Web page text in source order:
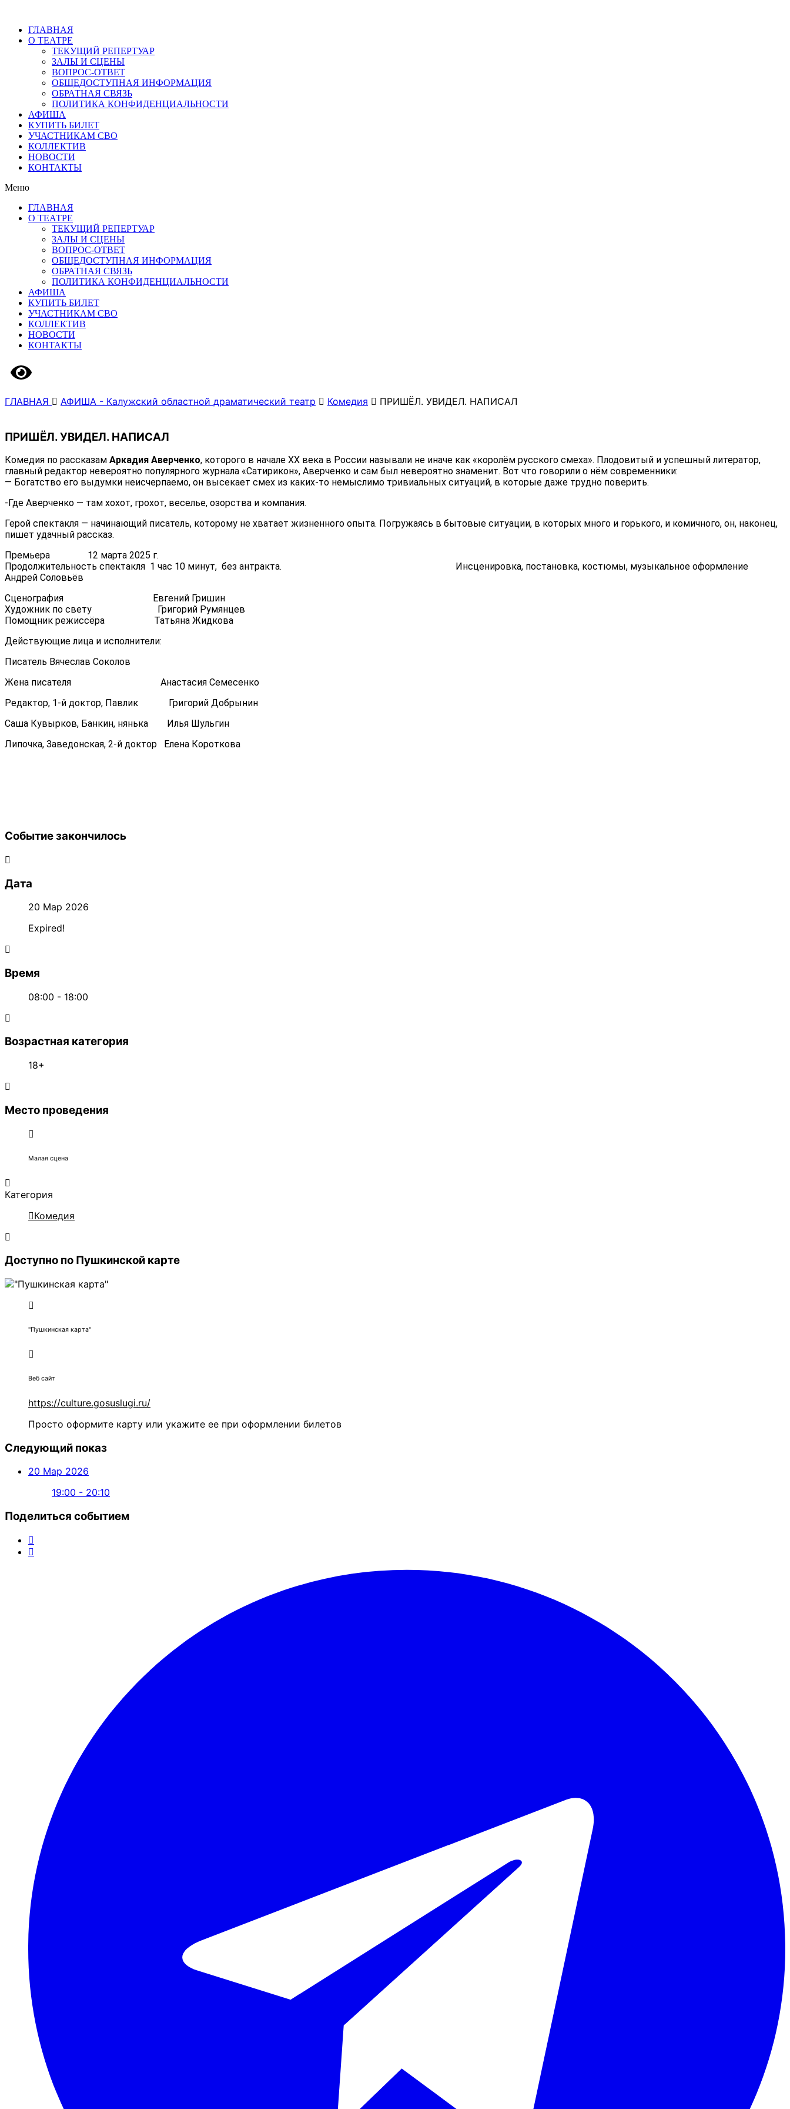
ГЛАВНАЯ
О ТЕАТРЕ
ТЕКУЩИЙ РЕПЕРТУАР
ЗАЛЫ И СЦЕНЫ
ВОПРОС-ОТВЕТ
ОБЩЕДОСТУПНАЯ ИНФОРМАЦИЯ
ОБРАТНАЯ СВЯЗЬ
ПОЛИТИКА КОНФИДЕНЦИАЛЬНОСТИ
АФИША
КУПИТЬ БИЛЕТ
УЧАСТНИКАМ СВО
КОЛЛЕКТИВ
НОВОСТИ
КОНТАКТЫ
Меню
ГЛАВНАЯ
О ТЕАТРЕ
ТЕКУЩИЙ РЕПЕРТУАР
ЗАЛЫ И СЦЕНЫ
ВОПРОС-ОТВЕТ
ОБЩЕДОСТУПНАЯ ИНФОРМАЦИЯ
ОБРАТНАЯ СВЯЗЬ
ПОЛИТИКА КОНФИДЕНЦИАЛЬНОСТИ
АФИША
КУПИТЬ БИЛЕТ
УЧАСТНИКАМ СВО
КОЛЛЕКТИВ
НОВОСТИ
КОНТАКТЫ
ГЛАВНАЯ АФИША - Калужский областной драматический театр Комедия ПРИШЁЛ. УВИДЕЛ. НАПИСАЛ
ПРИШЁЛ. УВИДЕЛ. НАПИСАЛ
Комедия по рассказам Аркадия Аверченко, которого в начале ХХ века в России называли не иначе как «королём русского смеха». Плодовитый и успешный литератор,
главный редактор невероятно популярного журнала «Сатирикон», Аверченко и сам был невероятно знаменит. Вот что говорили о нём современники:
— Богатство его выдумки неисчерпаемо, он высекает смех из каких-то немыслимо тривиальных ситуаций, в которые даже трудно поверить.
-Где Аверченко — там хохот, грохот, веселье, озорства и компания.
Герой спектакля — начинающий писатель, которому не хватает жизненного опыта. Погружаясь в бытовые ситуации, в которых много и горького, и комичного, он, наконец,
пишет удачный рассказ.
Премьера 12 марта 2025 г.
Продолжительность спектакля 1 час 10 минут, без антракта. Инсценировка, постановка, костюмы, музыкальное оформление
Андрей Соловьёв
Сценография Евгений Гришин
Художник по свету Григорий Румянцев
Помощник режиссёра Татьяна Жидкова
Действующие лица и исполнители:
Писатель Вячеслав Соколов
Жена писателя Анастасия Семесенко
Редактор, 1-й доктор, Павлик Григорий Добрынин
Саша Кувырков, Банкин, нянька Илья Шульгин
Липочка, Заведонская, 2-й доктор Елена Короткова
Событие закончилось
Дата
20 Мар 2026
Expired!
Время
08:00 - 18:00
Возрастная категория
18+
Место проведения
Малая сцена
Категория
Комедия
Доступно по Пушкинской карте
"Пушкинская карта"
Веб сайт
https://culture.gosuslugi.ru/
Просто оформите карту или укажите ее при оформлении билетов
Следующий показ
20 Мар 2026
19:00 - 20:10
Поделиться событием